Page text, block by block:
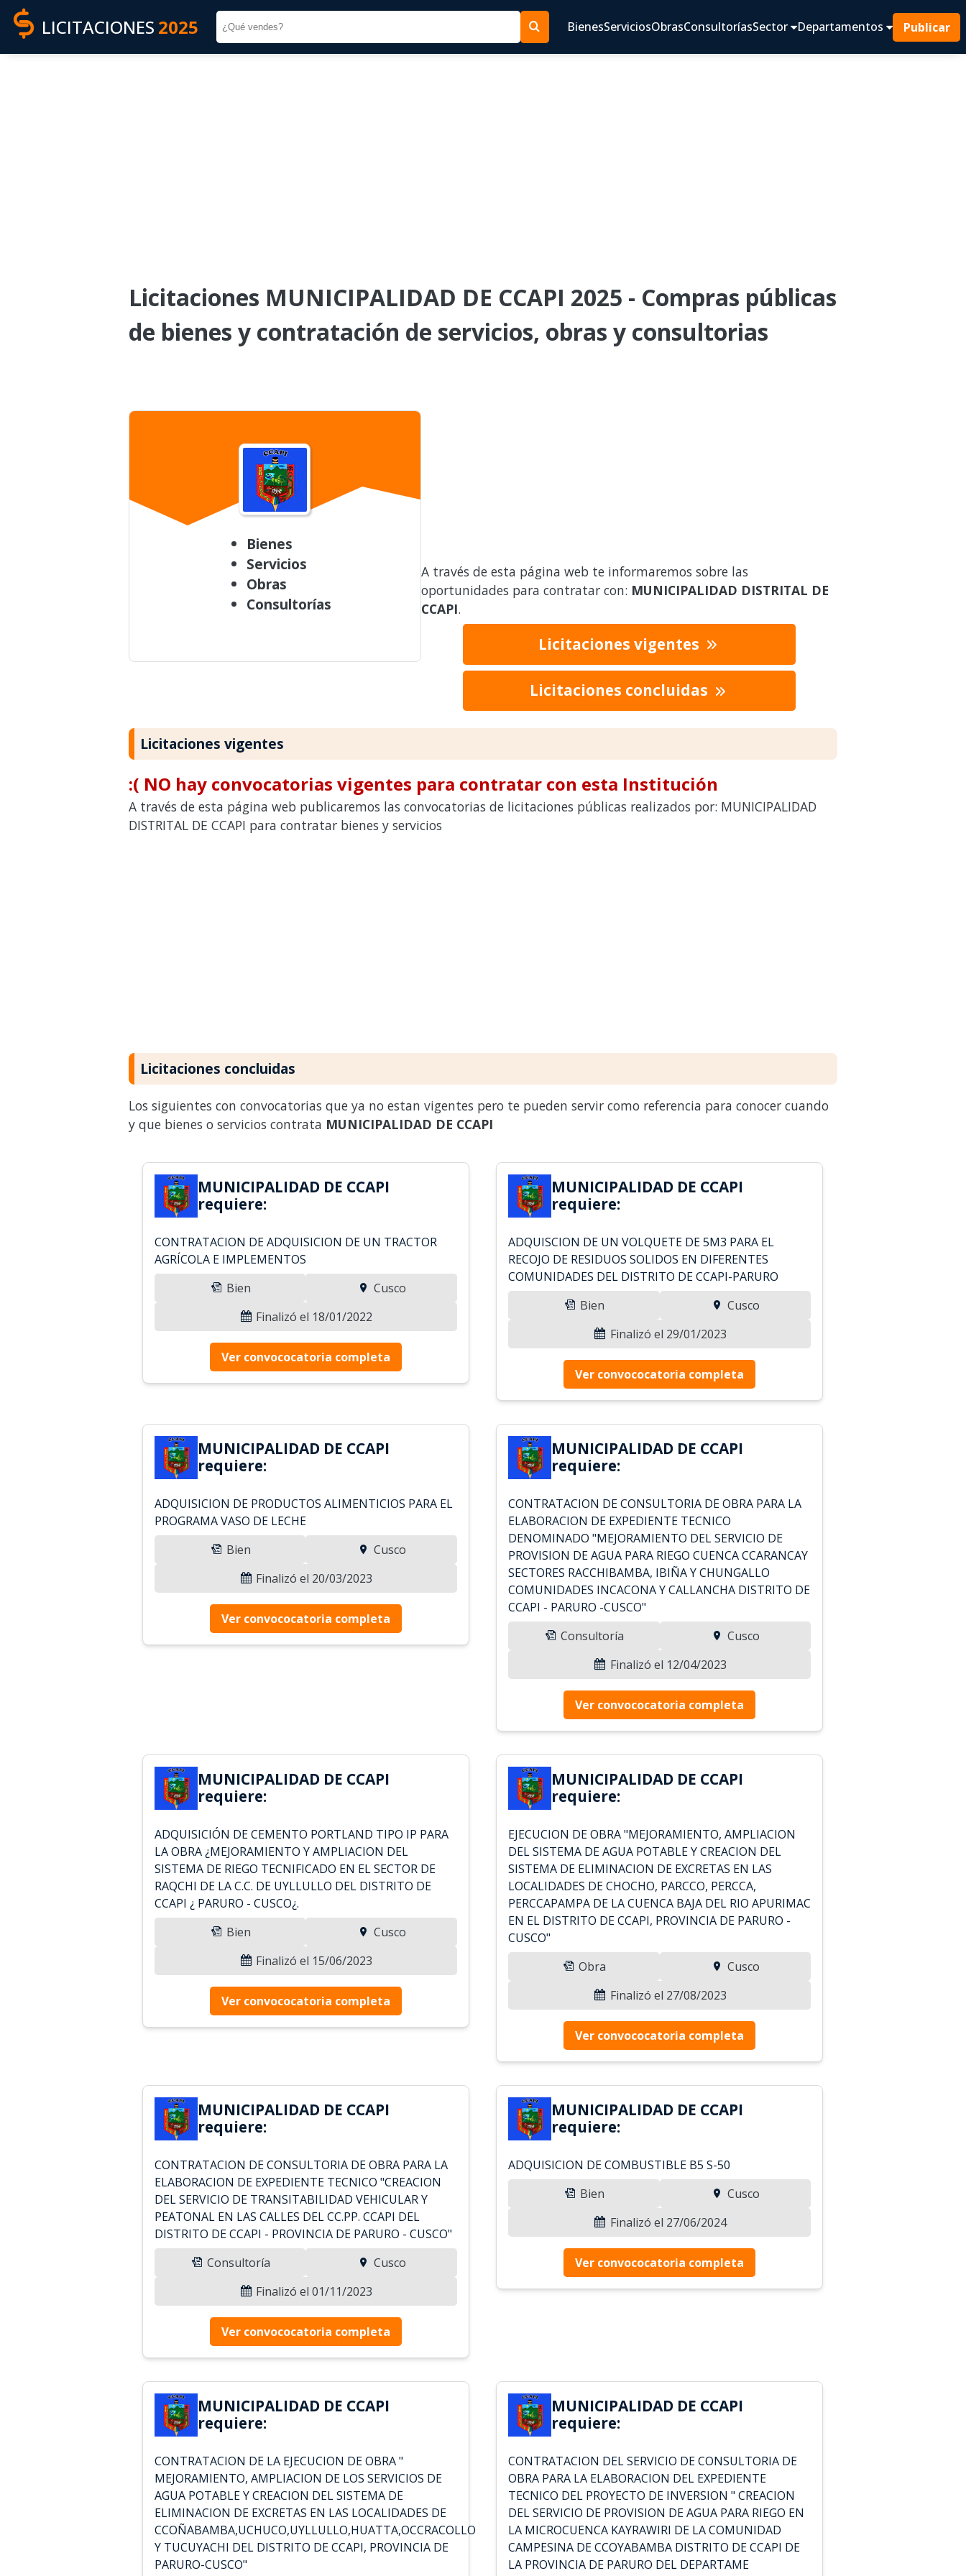
LICITACIONES 2025 BienesServiciosObrasConsultoríasSector Departamentos Publicar
Licitaciones MUNICIPALIDAD DE CCAPI 2025 - Compras públicas
de bienes y contratación de servicios, obras y consultorias
Bienes
Servicios
Obras
Consultorías
A través de esta página web te informaremos sobre las
oportunidades para contratar con: MUNICIPALIDAD DISTRITAL DE
CCAPI.
Licitaciones vigentes
Licitaciones concluidas
Licitaciones vigentes
:( NO hay convocatorias vigentes para contratar con esta Institución
A través de esta página web publicaremos las convocatorias de licitaciones públicas realizados por: MUNICIPALIDAD
DISTRITAL DE CCAPI para contratar bienes y servicios
Licitaciones concluidas
Los siguientes con convocatorias que ya no estan vigentes pero te pueden servir como referencia para conocer cuando
y que bienes o servicios contrata MUNICIPALIDAD DE CCAPI
MUNICIPALIDAD DE CCAPI
requiere:
CONTRATACION DE ADQUISICION DE UN TRACTOR
AGRÍCOLA E IMPLEMENTOS
Bien
Cusco
Finalizó el 18/01/2022
Ver convococatoria completa
MUNICIPALIDAD DE CCAPI
requiere:
ADQUISCION DE UN VOLQUETE DE 5M3 PARA EL
RECOJO DE RESIDUOS SOLIDOS EN DIFERENTES
COMUNIDADES DEL DISTRITO DE CCAPI-PARURO
Bien
Cusco
Finalizó el 29/01/2023
Ver convococatoria completa
MUNICIPALIDAD DE CCAPI
requiere:
ADQUISICION DE PRODUCTOS ALIMENTICIOS PARA EL
PROGRAMA VASO DE LECHE
Bien
Cusco
Finalizó el 20/03/2023
Ver convococatoria completa
MUNICIPALIDAD DE CCAPI
requiere:
CONTRATACION DE CONSULTORIA DE OBRA PARA LA
ELABORACION DE EXPEDIENTE TECNICO
DENOMINADO "MEJORAMIENTO DEL SERVICIO DE
PROVISION DE AGUA PARA RIEGO CUENCA CCARANCAY
SECTORES RACCHIBAMBA, IBIÑA Y CHUNGALLO
COMUNIDADES INCACONA Y CALLANCHA DISTRITO DE
CCAPI - PARURO -CUSCO"
Consultoría
Cusco
Finalizó el 12/04/2023
Ver convococatoria completa
MUNICIPALIDAD DE CCAPI
requiere:
ADQUISICIÓN DE CEMENTO PORTLAND TIPO IP PARA
LA OBRA ¿MEJORAMIENTO Y AMPLIACION DEL
SISTEMA DE RIEGO TECNIFICADO EN EL SECTOR DE
RAQCHI DE LA C.C. DE UYLLULLO DEL DISTRITO DE
CCAPI ¿ PARURO - CUSCO¿.
Bien
Cusco
Finalizó el 15/06/2023
Ver convococatoria completa
MUNICIPALIDAD DE CCAPI
requiere:
EJECUCION DE OBRA "MEJORAMIENTO, AMPLIACION
DEL SISTEMA DE AGUA POTABLE Y CREACION DEL
SISTEMA DE ELIMINACION DE EXCRETAS EN LAS
LOCALIDADES DE CHOCHO, PARCCO, PERCCA,
PERCCAPAMPA DE LA CUENCA BAJA DEL RIO APURIMAC
EN EL DISTRITO DE CCAPI, PROVINCIA DE PARURO -
CUSCO"
Obra
Cusco
Finalizó el 27/08/2023
Ver convococatoria completa
MUNICIPALIDAD DE CCAPI
requiere:
CONTRATACION DE CONSULTORIA DE OBRA PARA LA
ELABORACION DE EXPEDIENTE TECNICO "CREACION
DEL SERVICIO DE TRANSITABILIDAD VEHICULAR Y
PEATONAL EN LAS CALLES DEL CC.PP. CCAPI DEL
DISTRITO DE CCAPI - PROVINCIA DE PARURO - CUSCO"
Consultoría
Cusco
Finalizó el 01/11/2023
Ver convococatoria completa
MUNICIPALIDAD DE CCAPI
requiere:
ADQUISICION DE COMBUSTIBLE B5 S-50
Bien
Cusco
Finalizó el 27/06/2024
Ver convococatoria completa
MUNICIPALIDAD DE CCAPI
requiere:
CONTRATACION DE LA EJECUCION DE OBRA "
MEJORAMIENTO, AMPLIACION DE LOS SERVICIOS DE
AGUA POTABLE Y CREACION DEL SISTEMA DE
ELIMINACION DE EXCRETAS EN LAS LOCALIDADES DE
CCOÑABAMBA,UCHUCO,UYLLULLO,HUATTA,OCCRACOLLO
Y TUCUYACHI DEL DISTRITO DE CCAPI, PROVINCIA DE
PARURO-CUSCO"
MUNICIPALIDAD DE CCAPI
requiere:
CONTRATACION DEL SERVICIO DE CONSULTORIA DE
OBRA PARA LA ELABORACION DEL EXPEDIENTE
TECNICO DEL PROYECTO DE INVERSION " CREACION
DEL SERVICIO DE PROVISION DE AGUA PARA RIEGO EN
LA MICROCUENCA KAYRAWIRI DE LA COMUNIDAD
CAMPESINA DE CCOYABAMBA DISTRITO DE CCAPI DE
LA PROVINCIA DE PARURO DEL DEPARTAME